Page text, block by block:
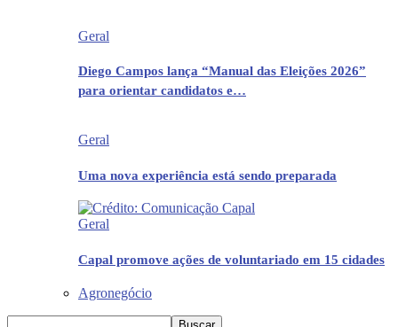
Geral
Diego Campos lança “Manual das Eleições 2026”
para orientar candidatos e…
Geral
Uma nova experiência está sendo preparada
Geral
Capal promove ações de voluntariado em 15 cidades
Agronegócio